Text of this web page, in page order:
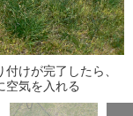
けが完了したら、
空気を入れる